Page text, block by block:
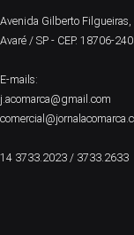
Avenida Gilberto
Avaré / SP - CEP. 18706-240
E-mails:
j.acomarca@gmail.com
14 3733.2023 / 3733.2633